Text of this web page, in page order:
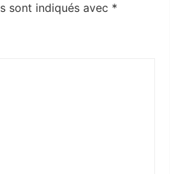
sont indiqués avec *